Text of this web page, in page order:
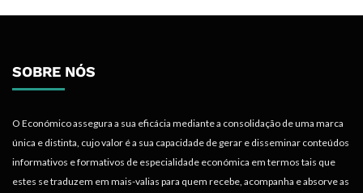
SOBRE NÓS
O Económico assegura a sua eficácia mediante a consolidação de uma marca
única e distinta, cujo valor é a sua capacidade de gerar e disseminar conteúdos
informativos e formativos de especialidade económica em termos tais que
estes se traduzem em mais-valias para quem recebe, acompanha e absorve as